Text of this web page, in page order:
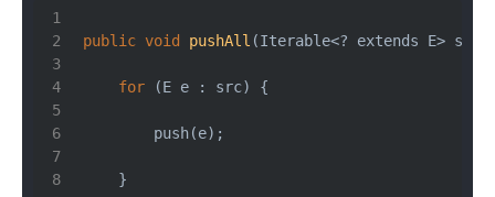
public void pushAll (Iterable<? extends E> src)
for (E e : src) {
        push(e);
    }